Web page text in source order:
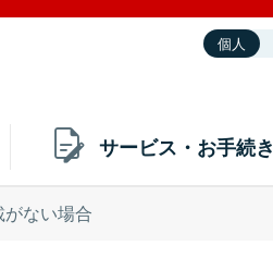
個人
サービス・お手続き
がない場合